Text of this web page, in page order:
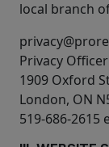
local branch
Privacy Officer
1909 Oxford
London, ON
519-686-2615